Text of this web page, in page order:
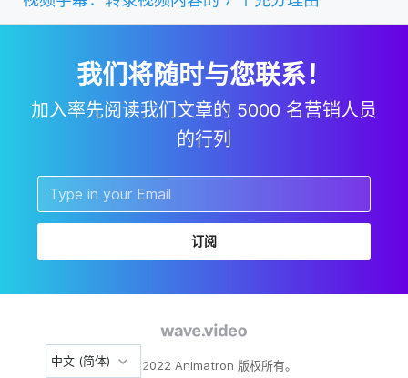
我们将随时与您联系！
加入率先阅读我们文章的 5000 名营销人员
的行列
订阅
2011-2022 Animatron 版权所有。
中文 (简体)